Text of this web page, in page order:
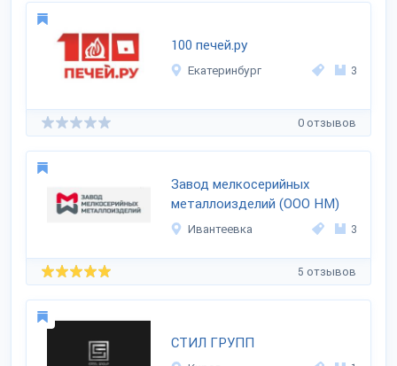
100 печей.ру
Екатеринбург 3
0 отзывов
Завод мелкосерийных
металлоизделий (ООО НМ)
Ивантеевка 3
5 отзывов
СТИЛ ГРУПП